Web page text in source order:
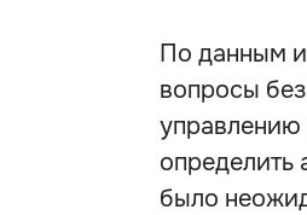
По данным
вопросы
управлению
определить
было